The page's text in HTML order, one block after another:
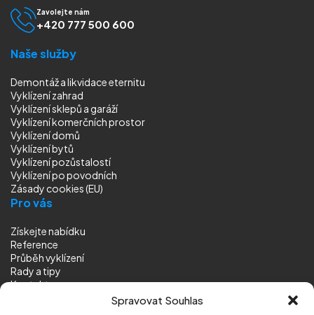
Spravovat Souhlas
Zavolejte nám
+420 777 500 600
Naše služby
Demontáž a likvidace eternitu
Vyklízení zahrad
Vyklízení sklepů a garáží
Vyklízení komerčních prostor
Vyklízení domů
Vyklízení bytů
Vyklízení pozůstalostí
Vyklízenípo povodních
Zásady cookies (EU)
Pro vás
Získejte nabídku
Reference
Průběh vyklízení
Rady a tipy
Kontakt